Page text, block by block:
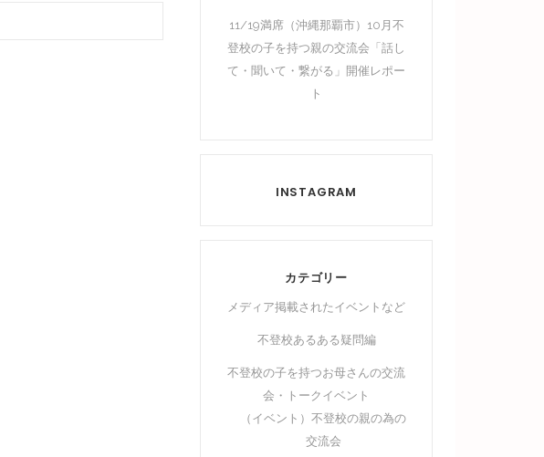
11/19満席（沖縄那覇市）10月不
登校の子を持つ親の交流会「話し
て・聞いて・繋がる」開催レポー
ト
INSTAGRAM
カテゴリー
メディア掲載されたイベントなど
不登校あるある疑問編
不登校の子を持つお母さんの交流
会・トークイベント
（イベント）不登校の親の為の
交流会